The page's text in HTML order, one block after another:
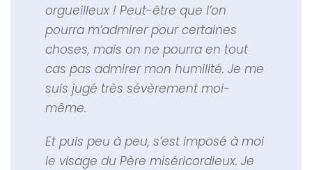
orgueilleux ! Peut-être que l’on
pourra m’admirer pour certaines
choses, mais on ne pourra en tout
cas pas admirer mon humilité. Je me
suis jugé très sévèrement moi-
même.
Et puis peu à peu, s’est imposé à moi
le visage du Père miséricordieux. Je